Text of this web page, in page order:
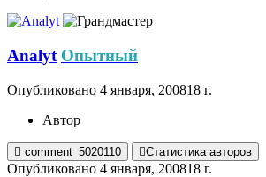
Analyt Опытный
Опубликовано 4 января, 200818 г.
Автор
comment_5020110 Статистика авторов
Опубликовано 4 января, 200818 г.